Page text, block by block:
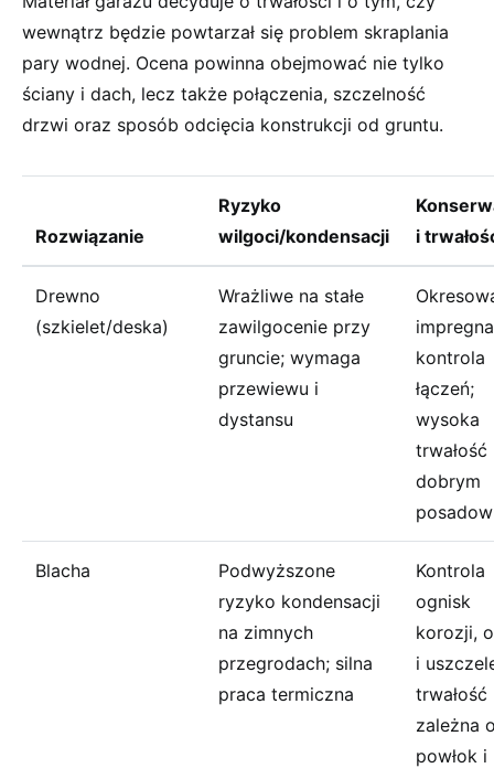
wewnątrz będzie powtarzał się problem skraplania
pary wodnej. Ocena powinna obejmować nie tylko
ściany i dach, lecz także połączenia, szczelność
drzwi oraz sposób odcięcia konstrukcji od gruntu.
Rozwiązanie
Ryzyko
wilgoci/kondensacji
i
Drewno
(szkielet/deska)
Wrażliwe na stałe
zawilgocenie przy
gruncie; wymaga
przewiewu i
dystansu
kontrola
łączeń;
wysoka
dobrym
Blacha
Podwyższone
ryzyko kondensacji
na zimnych
przegrodach; silna
praca termiczna
Kontrola
ognisk
korozji,
i
trwałość
zależna
powłok i